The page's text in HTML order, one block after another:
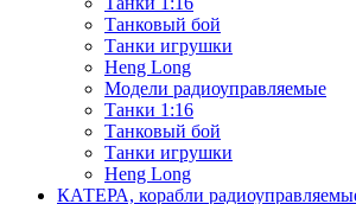
Танковый бой
Танки игрушки
Heng Long
Модели радиоуправляемые
Танки 1:16
Танковый бой
Танки игрушки
Heng Long
КАТЕРА, корабли